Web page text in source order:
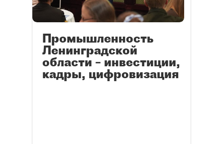
Промышленность
Ленинградской
области – инвестиции,
кадры, цифровизация